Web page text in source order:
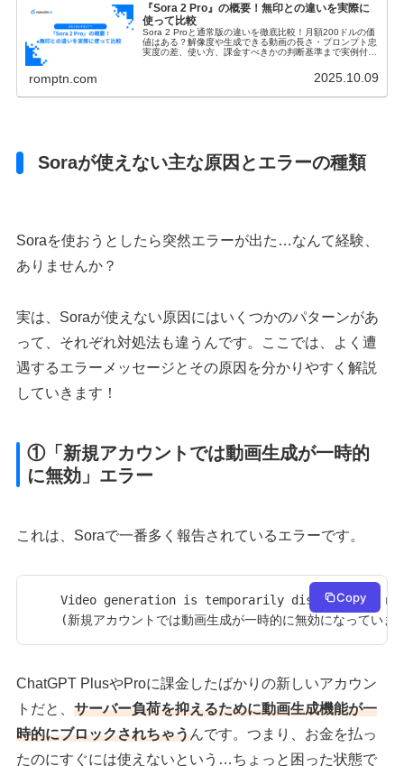
『Sora 2 Pro』の概要！無印との違いを実際に
使って比較
Sora 2 Proと通常版の違いを徹底比較！月額200ドルの価
値はある？解像度や生成できる動画の長さ・プロンプト忠
実度の差、使い方、課金すべきかの判断基準まで実例付き
romptn.com 2025.10.09
Soraが使えない主な原因とエラーの種類
Soraを使おうとしたら突然エラーが出た…なんて経験、
ありませんか？
実は、Soraが使えない原因にはいくつかのパターンがあ
って、それぞれ対処法も違うんです。ここでは、よく遭
遇するエラーメッセージとその原因を分かりやすく解説
していきます！
①「新規アカウントでは動画生成が一時的
に無効」エラー
これは、Soraで一番多く報告されているエラーです。
Video generation is temporarily disabled for
(新規アカウントでは動画生成が一時的に無効になっていま
Copy
ChatGPT PlusやProに課金したばかりの新しいアカウン
トだと、サーバー負荷を抑えるために動画生成機能が一
時的にブロックされちゃうんです。つまり、お金を払っ
たのにすぐには使えないという…ちょっと困った状態で